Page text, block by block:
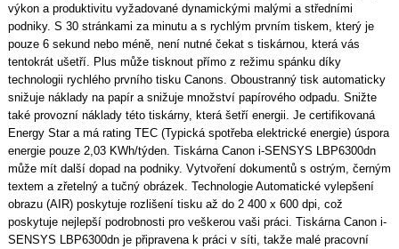
výkon a produktivitu vyžadované dynamickými malými a středními
podniky. S 30 stránkami za minutu a s rychlým prvním tiskem, který je
pouze 6 sekund nebo méně, není nutné čekat s tiskárnou, která vás
tentokrát ušetří. Plus může tisknout přímo z režimu spánku díky
technologii rychlého prvního tisku Canons. Oboustranný tisk automaticky
snižuje náklady na papír a snižuje množství papírového odpadu. Snižte
také provozní náklady této tiskárny, která šetří energii. Je certifikovaná
Energy Star a má rating TEC (Typická spotřeba elektrické energie) úspora
energie pouze 2,03 KWh/týden. Tiskárna Canon i-SENSYS LBP6300dn
může mít další dopad na podniky. Vytvoření dokumentů s ostrým, černým
textem a zřetelný a tučný obrázek. Technologie Automatické vylepšení
obrazu (AIR) poskytuje rozlišení tisku až do 2 400 x 600 dpi, což
poskytuje nejlepší podrobnosti pro veškerou vaši práci. Tiskárna Canon i-
SENSYS LBP6300dn je připravena k práci v síti, takže malé pracovní